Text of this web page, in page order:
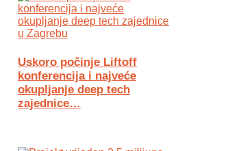
Uskoro počinje Liftoff
konferencija i najveće
okupljanje deep tech
zajednice…